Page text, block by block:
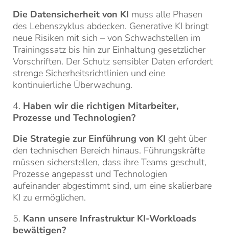
Die Datensicherheit von KI muss alle Phasen
des Lebenszyklus abdecken. Generative KI bringt
neue Risiken mit sich – von Schwachstellen im
Trainingssatz bis hin zur Einhaltung gesetzlicher
Vorschriften. Der Schutz sensibler Daten erfordert
strenge Sicherheitsrichtlinien und eine
kontinuierliche Überwachung.
4. Haben wir die richtigen Mitarbeiter,
Prozesse und Technologien?
Die Strategie zur Einführung von KI geht über
den technischen Bereich hinaus. Führungskräfte
müssen sicherstellen, dass ihre Teams geschult,
Prozesse angepasst und Technologien
aufeinander abgestimmt sind, um eine skalierbare
KI zu ermöglichen.
5. Kann unsere Infrastruktur KI-Workloads
bewältigen?